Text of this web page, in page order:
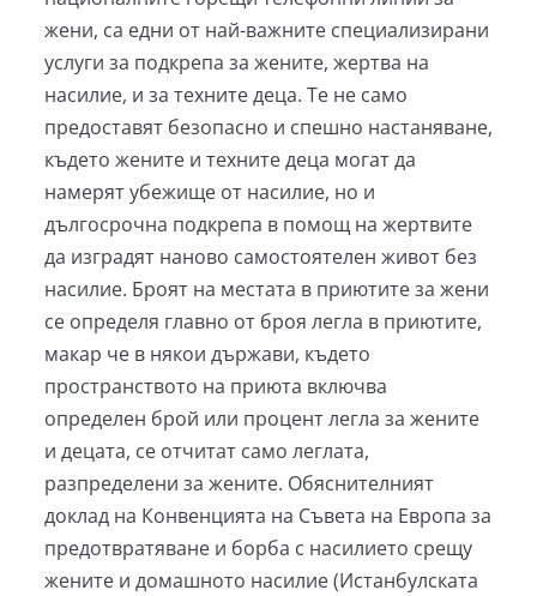
жени, са едни от най-важните специализирани
услуги за подкрепа за жените, жертва на
насилие, и за техните деца. Те не само
предоставят безопасно и спешно настаняване,
където жените и техните деца могат да
намерят убежище от насилие, но и
дългосрочна подкрепа в помощ на жертвите
да изградят наново самостоятелен живот без
насилие. Броят на местата в приютите за жени
се определя главно от броя легла в приютите,
макар че в някои държави, където
пространството на приюта включва
определен брой или процент легла за жените
и децата, се отчитат само леглата,
разпределени за жените. Обяснителният
доклад на Конвенцията на Съвета на Европа за
предотвратяване и борба с насилието срещу
жените и домашното насилие (Истанбулската